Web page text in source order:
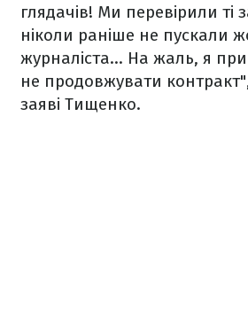
глядачів! Ми перевірили ті
ніколи раніше не пускали
журналіста... На жаль, я
не продовжувати
заяві Тищенко.